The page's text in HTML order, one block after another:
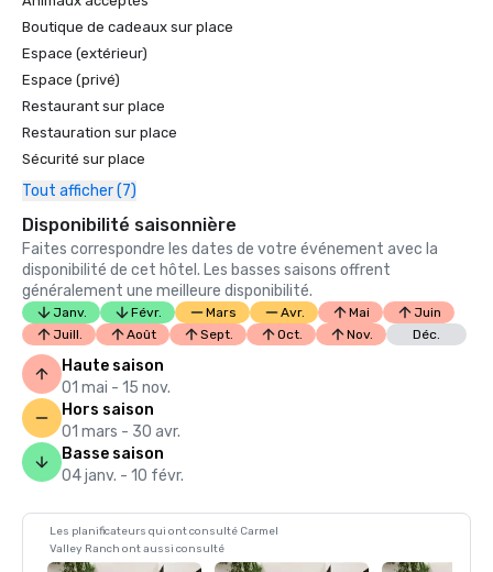
Boutique de cadeaux sur place
Espace (extérieur)
Espace (privé)
Restaurant sur place
Restauration sur place
Sécurité sur place
Tout afficher (7)
Disponibilité saisonnière
Faites correspondre les dates de votre événement avec la
disponibilité de cet hôtel. Les basses saisons offrent
généralement une meilleure disponibilité.
Janv. Févr. Mars Avr. Mai
Juin
Juill.
Août Sept. Oct. Nov. Déc.
Haute saison
01 mai - 15 nov.
Hors saison
01 mars - 30 avr.
Basse saison
04 janv. - 10 févr.
Les planificateurs qui ont consulté Carmel
Valley Ranch ont aussi consulté